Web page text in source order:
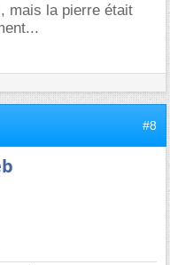
mais la pierre était
#8